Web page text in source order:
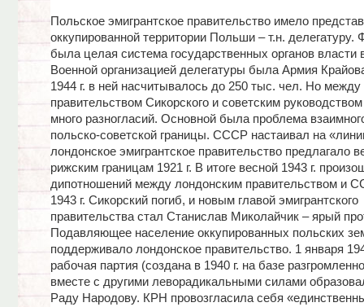
Польское эмигрантское правительство имело
оккупированной территории Польши – т.н. делегатуру.
была целая система государственных органов власти
Военной организацией делегатуры была Армия
1944 г. в ней насчитывалось до 250 тыс. чел. Но между
правительством Сикорского и советским
много разногласий. Основной была проблема
польско-советской границы. СССР настаивал на
лондонское эмигрантское правительство предлагало
рижским границам 1921 г. В итоге весной 1943 г.
дипотношений между лондонским правительством и
1943 г. Сикорский погиб, и новым главой эмигрантского
правительства стал Станислав Миколайчик – ярый
Подавляющее население оккупированных польских
поддерживало лондонское правительство. 1 января
рабочая партия (создана в 1940 г. на базе
вместе с другими леворадикальными силами
Раду Народову. КРН провозгласила себя